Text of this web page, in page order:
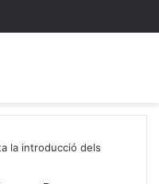
la introducció dels